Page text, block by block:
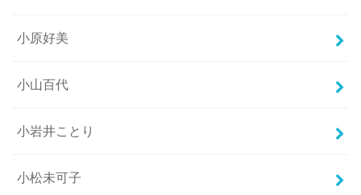
小原好美
小山百代
小岩井ことり
小松未可子